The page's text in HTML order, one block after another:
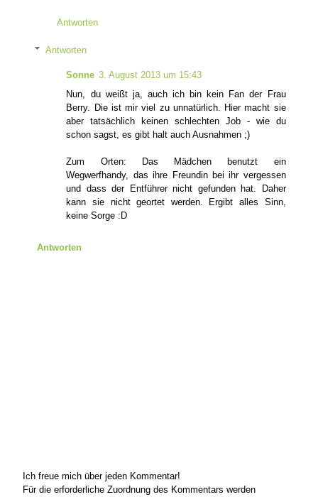
Antworten
Antworten
Sonne 3. August 2013 um 15:43
Nun, du weißt ja, auch ich bin kein Fan der Frau
Berry. Die ist mir viel zu unnatürlich. Hier macht sie
aber tatsächlich keinen schlechten Job - wie du
schon sagst, es gibt halt auch Ausnahmen ;)
Zum Orten: Das Mädchen benutzt ein
Wegwerfhandy, das ihre Freundin bei ihr vergessen
und dass der Entführer nicht gefunden hat. Daher
kann sie nicht geortet werden. Ergibt alles Sinn,
keine Sorge :D
Antworten
Ich freue mich über jeden Kommentar!
Für die erforderliche Zuordnung des Kommentars werden